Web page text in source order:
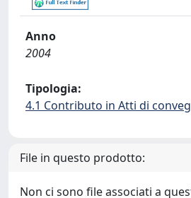
Anno
2004
Tipologia:
4.1 Contributo in Atti di
File in questo prodotto:
Non ci sono file associati a